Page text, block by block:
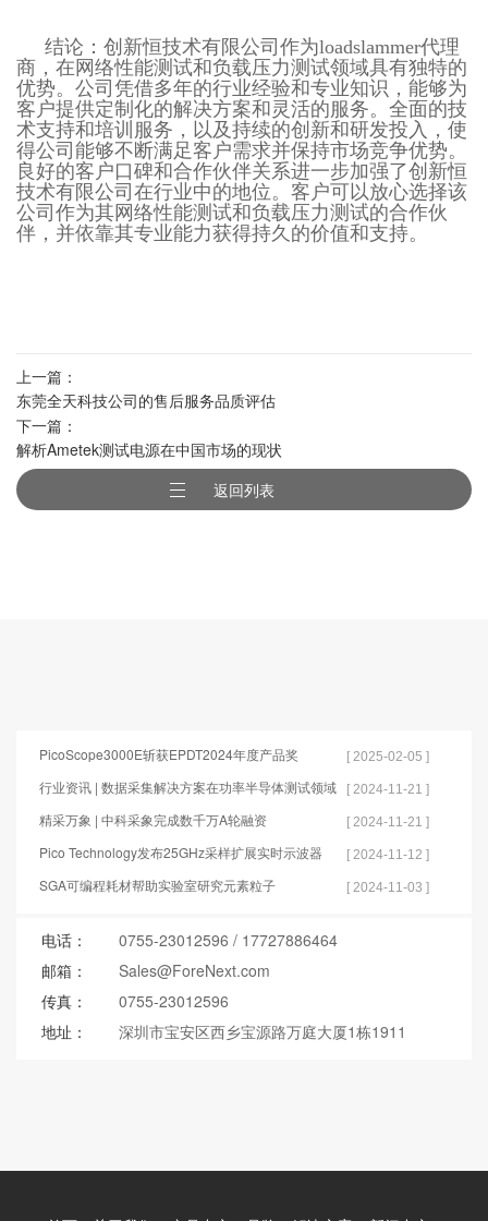
结论：创新恒技术有限公司作为loadslammer代理
商，在网络性能测试和负载压力测试领域具有独特的
优势。公司凭借多年的行业经验和专业知识，能够为
客户提供定制化的解决方案和灵活的服务。全面的技
术支持和培训服务，以及持续的创新和研发投入，使
得公司能够不断满足客户需求并保持市场竞争优势。
良好的客户口碑和合作伙伴关系进一步加强了创新恒
技术有限公司在行业中的地位。客户可以放心选择该
公司作为其网络性能测试和负载压力测试的合作伙
伴，并依靠其专业能力获得持久的价值和支持。
上一篇：
东莞全天科技公司的售后服务品质评估
下一篇：
解析Ametek测试电源在中国市场的现状
返回列表
PicoScope3000E斩获EPDT2024年度产品奖 [ 2025-02-05 ]
行业资讯 | 数据采集解决方案在功率半导体测试领域
的应用
[ 2024-11-21 ]
精采万象 | 中科采象完成数千万A轮融资 [ 2024-11-21 ]
Pico Technology发布25GHz采样扩展实时示波器 [ 2024-11-12 ]
SGA可编程耗材帮助实验室研究元素粒子 [ 2024-11-03 ]
电话： 0755-23012596 / 17727886464
邮箱：
Sales@ForeNext.com
传真：
0755-23012596
地址：
深圳市宝安区西乡宝源路万庭大厦1栋1911